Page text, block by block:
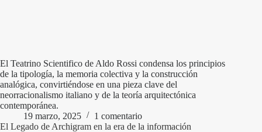
El Teatrino Scientifico de Aldo Rossi condensa los principios
de la tipología, la memoria colectiva y la construcción
analógica, convirtiéndose en una pieza clave del
neorracionalismo italiano y de la teoría arquitectónica
contemporánea.
19 marzo, 2025
1 comentario
El Legado de Archigram en la era de la información